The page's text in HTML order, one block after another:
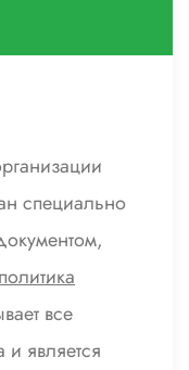
специально
все
и является